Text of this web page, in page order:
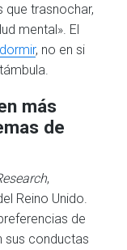
que trasnochar,
mental». El
dormir, no en si
más
de
,
Reino Unido.
de
sus conductas